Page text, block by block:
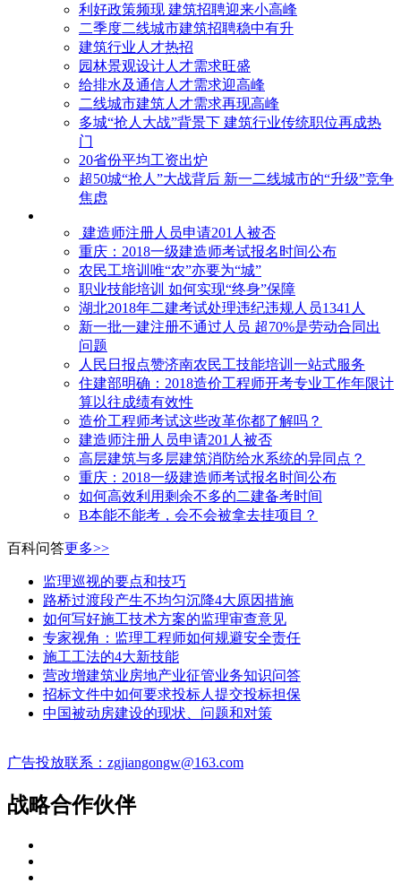
利好政策频现 建筑招聘迎来小高峰
二季度二线城市建筑招聘稳中有升
建筑行业人才热招
园林景观设计人才需求旺盛
给排水及通信人才需求迎高峰
二线城市建筑人才需求再现高峰
多城“抢人大战”背景下 建筑行业传统职位再成热
门
20省份平均工资出炉
超50城“抢人”大战背后 新一二线城市的“升级”竞争
焦虑
建造师注册人员申请201人被否
​重庆：2018一级建造师考试报名时间公布
农民工培训唯“农”亦要为“城”
职业技能培训 如何实现“终身”保障
湖北2018年二建考试处理违纪违规人员1341人
新一批一建注册不通过人员 超70%是劳动合同出
问题
人民日报点赞济南农民工技能培训一站式服务
住建部明确：2018造价工程师开考专业工作年限计
算以往成绩有效性
造价工程师考试这些改革你都了解吗？
建造师注册人员申请201人被否
高层建筑与多层建筑消防给水系统的异同点？
​重庆：2018一级建造师考试报名时间公布
如何高效利用剩余不多的二建备考时间
B本能不能考，会不会被拿去挂项目？
百科问答更多>>
监理巡视的要点和技巧
路桥过渡段产生不均匀沉降4大原因措施
如何写好施工技术方案的监理审查意见
专家视角：监理工程师如何规避安全责任
施工工法的4大新技能
营改增建筑业房地产业征管业务知识问答
招标文件中如何要求投标人提交投标担保
中国被动房建设的现状、问题和对策
广告投放联系：zgjiangongw@163.com
战略合作伙伴